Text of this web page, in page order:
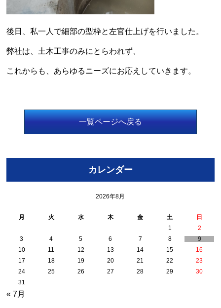
後日、私一人で細部の型枠と左官仕上げを行いました。
弊社は、土木工事のみにとらわれず、
これからも、あらゆるニーズにお応えしていきます。
一覧ページへ戻る
カレンダー
2026年8月
月 火 水 木 金 土
日
1
2
3
4 5 6 7 8
9
10
11 12 13 14 15
16
17
18 19 20 21 22
23
24
25 26 27 28 29
30
31
« 7月